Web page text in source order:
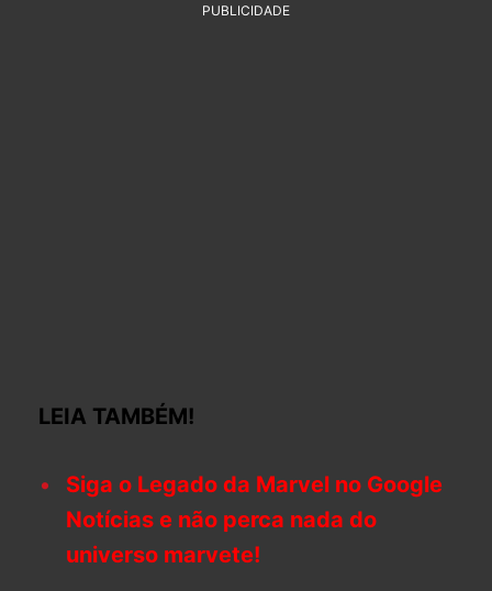
PUBLICIDADE
LEIA TAMBÉM!
Siga o Legado da Marvel no Google
Notícias e não perca nada do
universo marvete!